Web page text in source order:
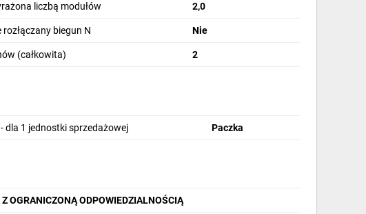
liczbą modułów 2,0
biegun N Nie
(całkowita) 2
dla 1 jednostki sprzedażowej Paczka
OGRANICZONĄ ODPOWIEDZIALNOŚCIĄ